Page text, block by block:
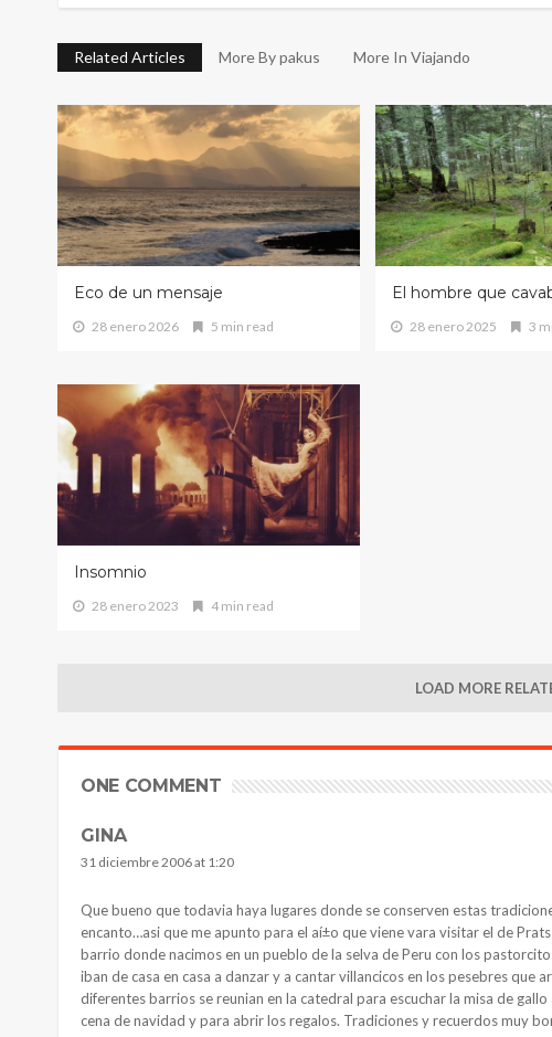
Related Articles More By pakus More In Viajando
Eco de un mensaje
28 enero 2026 5 min read
El hombre que
28 enero 2025 3
Insomnio
28 enero 2023 4 min read
LOAD MORE
ONE COMMENT
GINA
31 diciembre 2006 at 1:20
Que bueno que todavia haya lugares donde se conserven estas
encanto…asi que me apunto para el aí±o que viene vara visitar el de
barrio donde nacimos en un pueblo de la selva de Peru con los
iban de casa en casa a danzar y a cantar villancicos en los pesebres
diferentes barrios se reunian en la catedral para escuchar la misa de
cena de navidad y para abrir los regalos. Tradiciones y recuerdos muy